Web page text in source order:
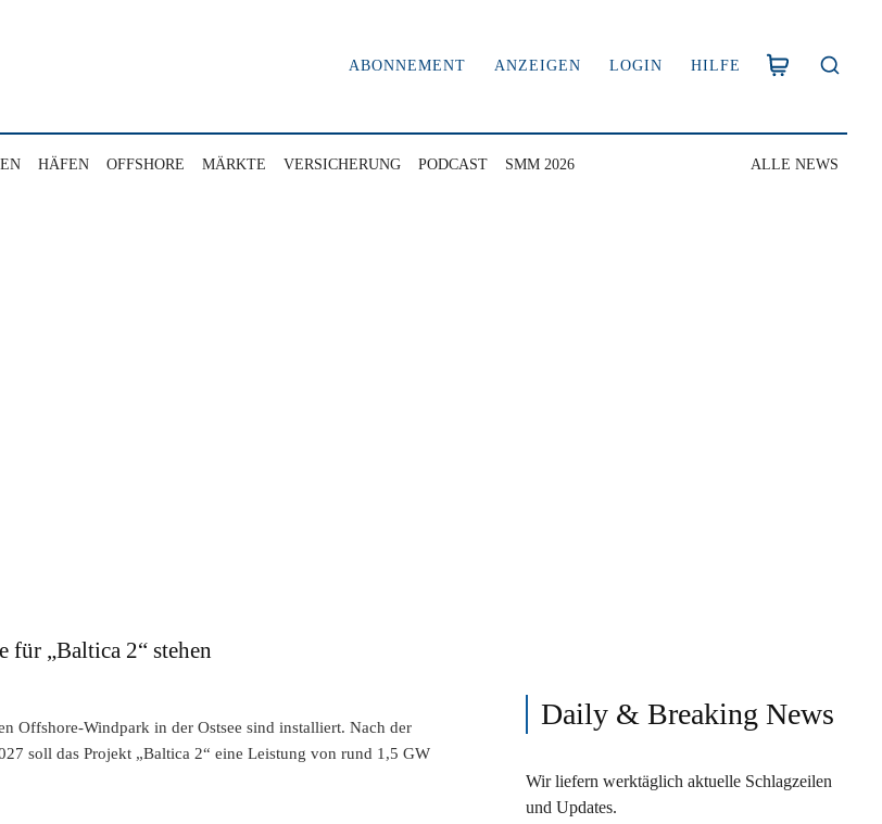
ABONNEMENT ANZEIGEN LOGIN HILFE
HÄFEN OFFSHORE MÄRKTE VERSICHERUNG PODCAST SMM 2026 ALLE NEWS
für „Baltica 2“ stehen
Offshore-Windpark in der Ostsee sind installiert. Nach der
soll das Projekt „Baltica 2“ eine Leistung von rund 1,5 GW
Daily & Breaking News
Wir liefern werktäglich aktuelle Schlagzeilen
und Updates.